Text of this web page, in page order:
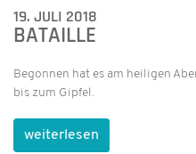
19. JULI 2018
BATAILLE
Begonnen hat es am heiligen
bis zum Gipfel.
weiterlesen